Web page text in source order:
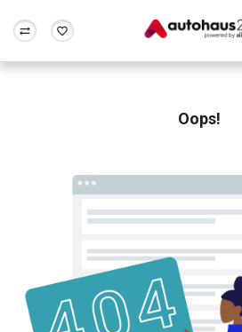
Rund um dieOops!